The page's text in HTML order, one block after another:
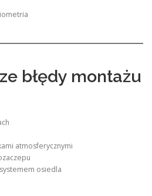
błędy montażu
atmosferycznymi
osiedla